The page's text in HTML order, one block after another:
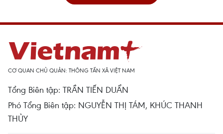
CƠ QUAN CHỦ QUẢN: THÔNG TẤN XÃ VIỆT NAM
Tổng Biên tập: TRẦN TIẾN DUẨN
Phó Tổng Biên tập: NGUYỄN THỊ TÁM, KHÚC THANH
THỦY